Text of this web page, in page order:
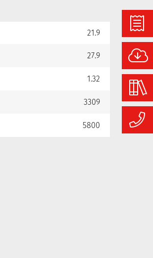
21.9
27.9
1.32
3309
5800